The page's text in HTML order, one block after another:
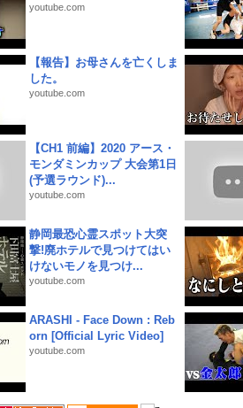
youtube.com
【報告】お母さんを亡くしま
した。
youtube.com
【CH1 前編】2020 アース・
モンダミンカップ 大会第1日
(予選ラウンド)...
youtube.com
静岡最恐心霊スポット大突
撃!廃ホテルで見つけてはい
けないモノを見つけ...
youtube.com
ARASHI - Face Down : Reb
orn [Official Lyric Video]
youtube.com